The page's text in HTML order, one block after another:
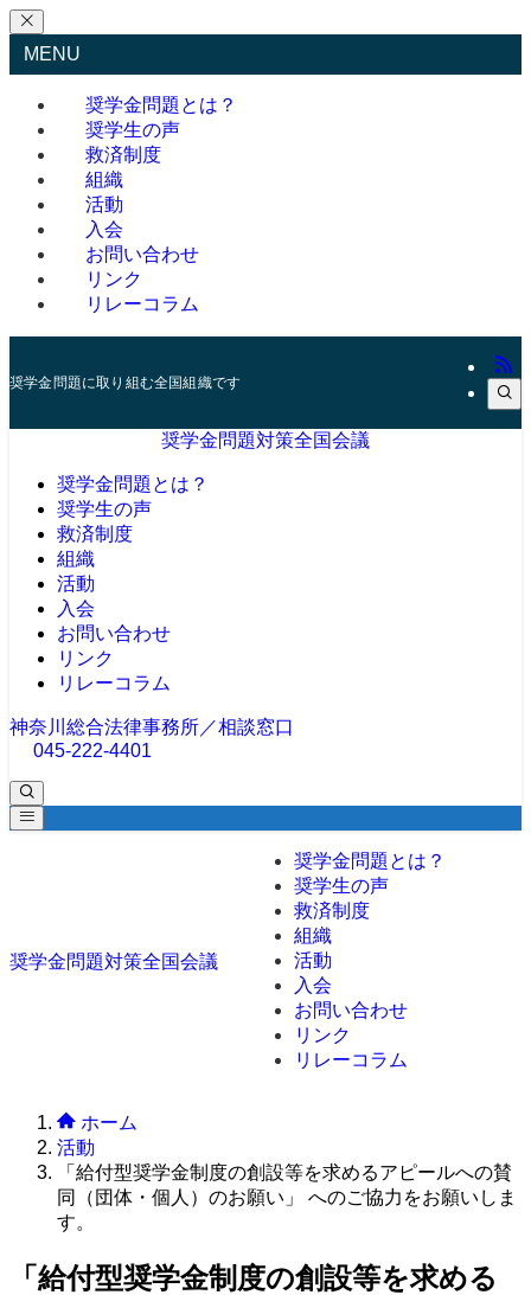
MENU
奨学金問題とは？
奨学生の声
救済制度
組織
活動
入会
お問い合わせ
リンク
リレーコラム
奨学金問題に取り組む全国組織です
奨学金問題対策全国会議
奨学金問題とは？
奨学生の声
救済制度
組織
活動
入会
お問い合わせ
リンク
リレーコラム
神奈川総合法律事務所／相談窓口
045-222-4401
奨学金問題対策全国会議
奨学金問題とは？
奨学生の声
救済制度
組織
活動
入会
お問い合わせ
リンク
リレーコラム
ホーム
活動
「給付型奨学金制度の創設等を求めるアピールへの賛
同（団体・個人）のお願い」 へのご協力をお願いしま
す。
「給付型奨学金制度の創設等を求める